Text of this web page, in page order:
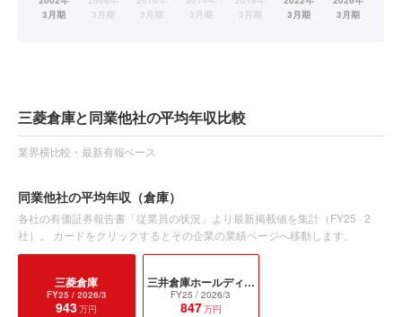
三菱倉庫と同業他社の平均年収比較
業界横比較・最新有報ベース
同業他社の平均年収 （倉庫）
各社の有価証券報告書「従業員の状況」より最新掲載値を集計（FY25 · 2
社）。 カードをクリックするとその企業の業績ページへ移動します。
三菱倉庫
FY25 / 2026/3
943万円
三井倉庫ホールディングス
FY25 / 2026/3
847万円